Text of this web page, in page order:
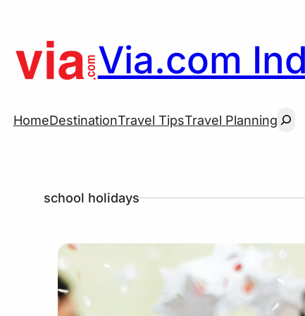
Via.com
HomeDestinationTravel TipsTravel Planning
school holidays